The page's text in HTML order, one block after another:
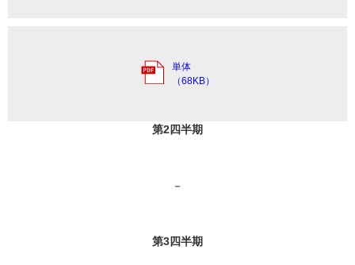
単体
（68KB）
第2四半期
－
第3四半期